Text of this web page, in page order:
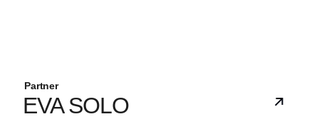
Partner
EVA SOLO